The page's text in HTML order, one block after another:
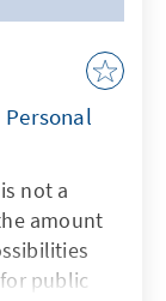
not a
amount
public